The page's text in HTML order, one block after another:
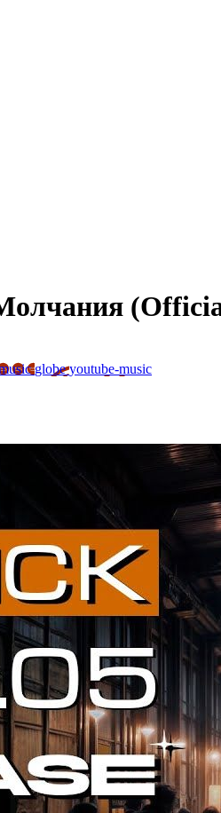
globeyoutube-music